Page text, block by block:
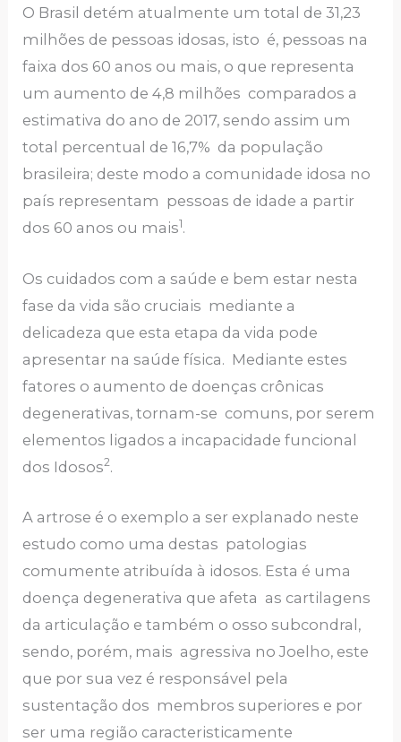
O Brasil detém atualmente um total de 31,23
milhões de pessoas idosas, isto é, pessoas na
faixa dos 60 anos ou mais, o que representa
um aumento de 4,8 milhões comparados a
estimativa do ano de 2017, sendo assim um
total percentual de 16,7% da população
brasileira; deste modo a comunidade idosa no
país representam pessoas de idade a partir
dos 60 anos ou mais1.
Os cuidados com a saúde e bem estar nesta
fase da vida são cruciais mediante a
delicadeza que esta etapa da vida pode
apresentar na saúde física. Mediante estes
fatores o aumento de doenças crônicas
degenerativas, tornam-se comuns, por serem
elementos ligados a incapacidade funcional
dos Idosos2.
A artrose é o exemplo a ser explanado neste
estudo como uma destas patologias
comumente atribuída à idosos. Esta é uma
doença degenerativa que afeta as cartilagens
da articulação e também o osso subcondral,
sendo, porém, mais agressiva no Joelho, este
que por sua vez é responsável pela
sustentação dos membros superiores e por
ser uma região caracteristicamente